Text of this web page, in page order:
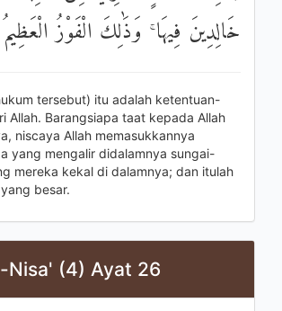
خَالِدِينَ فِيهَا ۚ وَذَٰلِكَ الْفَوْزُ الْعَظِيمُ
tersebut) itu adalah ketentuan-
Allah. Barangsiapa taat kepada Allah
niscaya Allah memasukkannya
yang mengalir didalamnya sungai-
mereka kekal di dalamnya; dan itulah
besar.
Nisa' (4) Ayat 26